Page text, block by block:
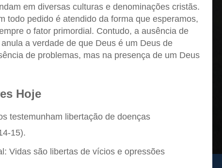
em diversas culturas e denominações cristãs.
todo pedido é atendido da forma que esperamos,
o fator primordial. Contudo, a ausência de
a verdade de que Deus é um Deus de
de problemas, mas na presença de um Deus
Hoje
testemunham libertação de doenças
15).
Vidas são libertas de vícios e opressões